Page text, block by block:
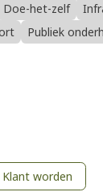
Doe-het-zelf
Publiek
Klant worden